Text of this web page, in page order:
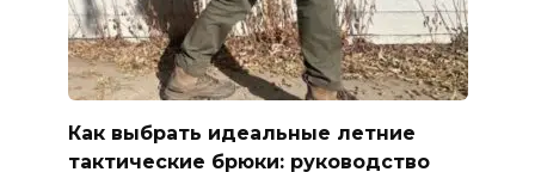
Как выбрать идеальные летние
тактические брюки: руководство